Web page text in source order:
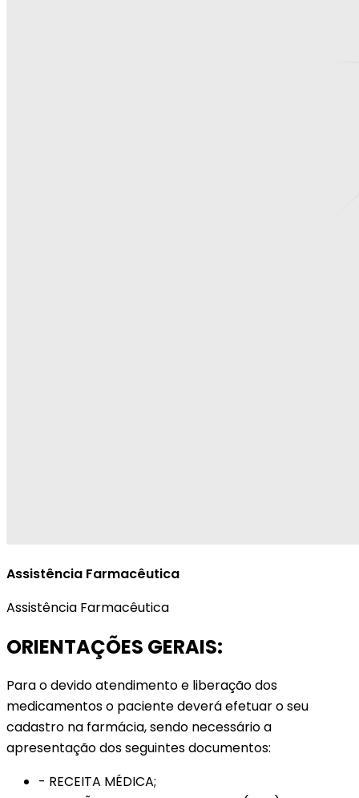
Assistência Farmacêutica
Assistência Farmacêutica
ORIENTAÇÕES GERAIS:
Para o devido atendimento e liberação dos
medicamentos o paciente deverá efetuar o seu
cadastro na farmácia, sendo necessário a
apresentação dos seguintes documentos:
- RECEITA MÉDICA;